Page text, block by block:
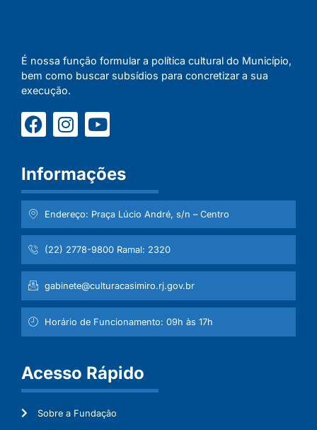
É nossa função formular a política cultural do Município,
bem como buscar subsídios para concretizar a sua
execução.
Informações
Endereço: Praça Lúcio André, s/n – Centro
(22) 2778-9800 Ramal: 2320
gabinete@culturacasimiro.rj.gov.br
Horário de Funcionamento: 09h às 17h
Acesso Rápido
Sobre a Fundação